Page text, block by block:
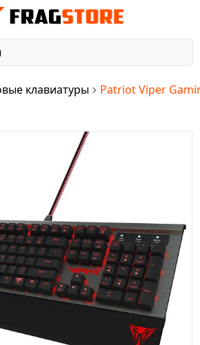
клавиатуры Patriot Viper